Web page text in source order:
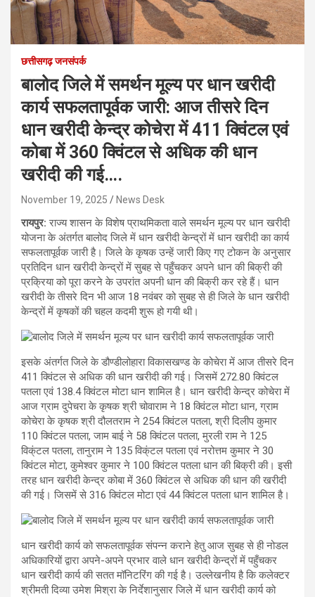
छत्तीसगढ़ जनसंपर्क
बालोद जिले में समर्थन मूल्य पर धान खरीदी
कार्य सफलतापूर्वक जारी: आज तीसरे दिन
धान खरीदी केन्द्र कोचेरा में 411 क्विंटल एवं
कोबा में 360 क्विंटल से अधिक की धान
खरीदी की गई….
November 19, 2025 News Desk
रायपुर:राज्य शासन के विशेष प्राथमिकता वाले समर्थन मूल्य पर धान खरीदी
योजना के अंतर्गत बालोद जिले में धान खरीदी केन्द्रों में धान खरीदी का कार्य
सफलतापूर्वक जारी है। जिले के कृषक उन्हें जारी किए गए टोकन के अनुसार
प्रतिदिन धान खरीदी केन्द्रों में सुबह से पहुँचकर अपने धान की बिक्री की
प्रक्रिया को पूरा करने के उपरांत अपनी धान की बिक्री कर रहे हैं। धान
खरीदी के तीसरे दिन भी आज 18 नवंबर को सुबह से ही जिले के धान खरीदी
केन्द्रों में कृषकों की चहल कदमी शुरू हो गयी थी।
इसके अंतर्गत जिले के डौण्डीलोहारा विकासखण्ड के कोचेरा में आज तीसरे दिन
411 क्विंटल से अधिक की धान खरीदी की गई। जिसमें 272.80 क्विंटल
पतला एवं 138.4 क्विंटल मोटा धान शामिल है। धान खरीदी केन्द्र कोचेरा में
आज ग्राम दुपेचरा के कृषक श्री चोवाराम ने 18 क्विंटल मोटा धान, ग्राम
कोचेरा के कृषक श्री दौलतराम ने 254 क्विंटल पतला, श्री दिलीप कुमार
110 क्विंटल पतला, जाम बाई ने 58 क्विंटल पतला, मुरली राम ने 125
विक्ंटल पतला, तानुराम ने 135 विक्ंटल पतला एवं नरोत्तम कुमार ने 30
क्विंटल मोटा, कुमेश्वर कुमार ने 100 क्विंटल पतला धान की बिक्री की। इसी
तरह धान खरीदी केन्द्र कोबा में 360 क्विंटल से अधिक की धान की खरीदी
की गई। जिसमें से 316 क्विंटल मोटा एवं 44 क्विंटल पतला धान शामिल है।
धान खरीदी कार्य को सफलतापूर्वक संपन्न कराने हेतु आज सुबह से ही नोडल
अधिकारियों द्वारा अपने-अपने प्रभार वाले धान खरीदी केन्द्रों में पहुँचकर
धान खरीदी कार्य की सतत मॉनिटरिंग की गई है। उल्लेखनीय है कि कलेक्टर
श्रीमती दिव्या उमेश मिश्रा के निर्देशानुसार जिले में धान खरीदी कार्य को